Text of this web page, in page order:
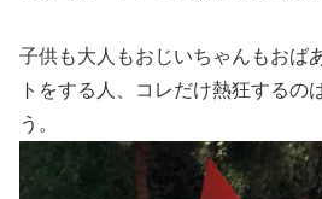
子供も大人もおじいちゃんもおば
トをする人、コレだけ熱狂するの
う。